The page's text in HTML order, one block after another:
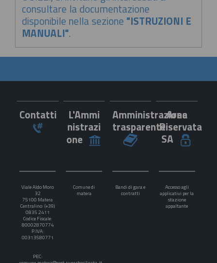
consultare la documentazione
disponibile nella sezione "ISTRUZIONI E
MANUALI".
Contatti L'Ammi
nistrazi
one
Amministrazione
trasparente
Area
Riservata
SA
Viale Aldo Moro
32
75100 Matera
Centralino: (+39)
0835 2411
Codice Fiscale:
80002870774
P.IVA:
00313580771
PEC:
Comune di
matera
Bandi di gara e
contratti
Accesso agli
applicativi per la
stazione
appaltante